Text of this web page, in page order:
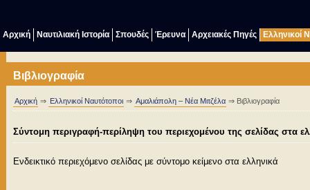
Αρχική Ναυτιλιακή Ιστορία Σπουδές Έρευνα Αρχειακές Πηγές Ελληνικοί
Βιβλιογραφία
Αρχική ⇒ Ελληνικοί Ναυτότοποι ⇒ Αμαλιάπολη – Νέα Μιτζέλα ⇒ Βιβλιογραφία
Σύντομη περιγραφή-περίληψη του περιεχομένου της σελίδας στα
Ενδεικτικό περιεχόμενο σελίδας με σύντομo κείμενο στα ελληνικά